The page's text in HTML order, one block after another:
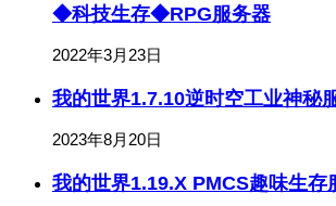
◆科技生存◆RPG服务器
2022年3月23日
我的世界1.7.10逆时空工业神秘
2023年8月20日
我的世界1.19.X PMCS趣味生存